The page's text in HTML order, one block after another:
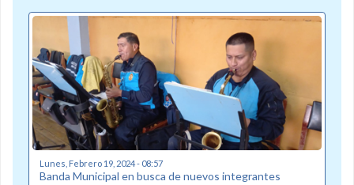
Lunes, Febrero 19, 2024 - 08:57
Banda Municipal en busca de nuevos integrantes